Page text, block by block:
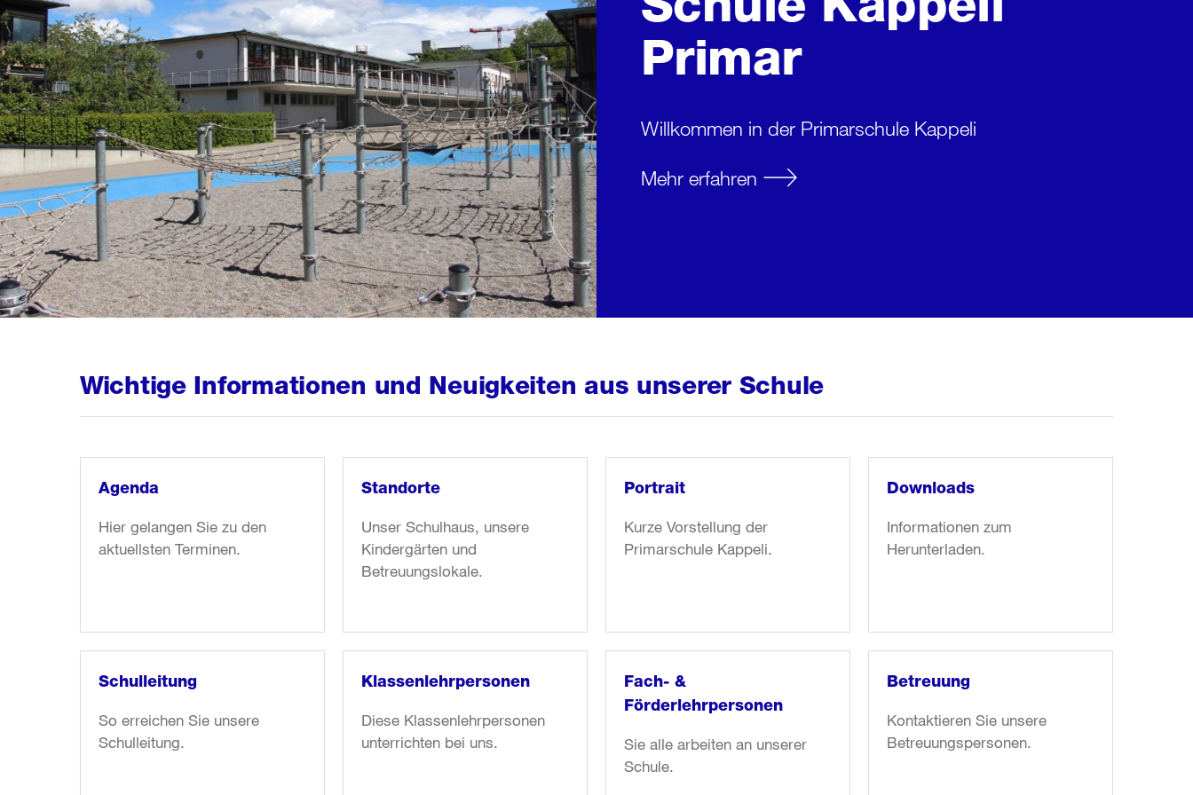
Primar
Willkommen in der Primarschule Kappeli
Mehr erfahren
Wichtige Informationen und Neuigkeiten aus unserer Schule
Agenda
Hier gelangen Sie zu den
aktuellsten Terminen.
zum
Agenda
Standorte
Unser Schulhaus, unsere
Kindergärten und
Betreuungslokale.
zum
Standorte
Portrait
Kurze Vorstellung der
Primarschule Kappeli.
zum
Portrait
Downloads
Informationen zum
Herunterladen.
zum
Downloads
Schulleitung
So erreichen Sie unsere
Schulleitung.
Klassenlehrpersonen
Diese Klassenlehrpersonen
unterrichten bei uns.
Fach- &
Förderlehrpersonen
Sie alle arbeiten an unserer
Schule.
Betreuung
Kontaktieren Sie unsere
Betreuungspersonen.